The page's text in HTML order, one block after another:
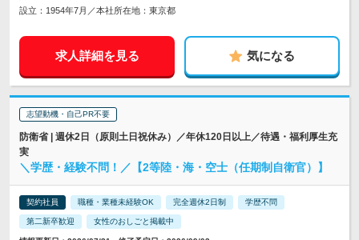
設立：1954年7月／本社所在地：東京都
求人詳細を見る 気になる
志望動機・自己PR不要
防衛省 | 週休2日（原則土日祝休み）／年休120日以上／待遇・福利厚生充
実
＼学歴・経験不問！／【2等陸・海・空士（任期制自衛官）】
契約社員 職種・業種未経験OK 完全週休2日制 学歴不問
第二新卒歓迎 女性のおしごと掲載中